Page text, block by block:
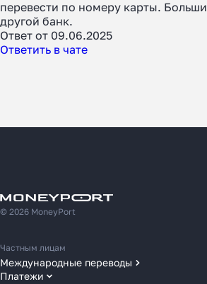
перевести по номеру карты.
другой банк.
Ответ от 09.06.2025
Ответить в чате
© 2026 MoneyPort
Частным лицам
Международные переводы
Переводы в США
Платежи